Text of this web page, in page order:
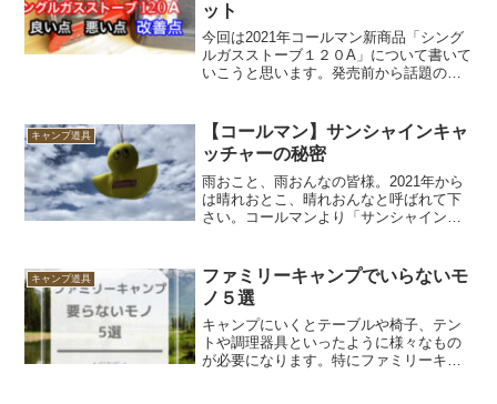
ット
今回は2021年コールマン新商品「シング
ルガスストーブ１２０A」について書いて
いこうと思います。発売前から話題の商
から購入検討される方はぜひ、最後まで
読んで見て下さい♫...
キャンプ道具
【コールマン】サンシャインキャ
ッチャーの秘密
雨おこと、雨おんなの皆様。2021年から
は晴れおとこ、晴れおんなと呼ばれて下
さい。コールマンより「サンシャインキ
の現代版といったところです。ぶっちゃ
けた話し、何やらふざ...
キャンプ道具
ファミリーキャンプでいらないモ
ノ５選
キャンプにいくとテーブルや椅子、テン
トや調理器具といったように様々なもの
が必要になります。特にファミリーキャ